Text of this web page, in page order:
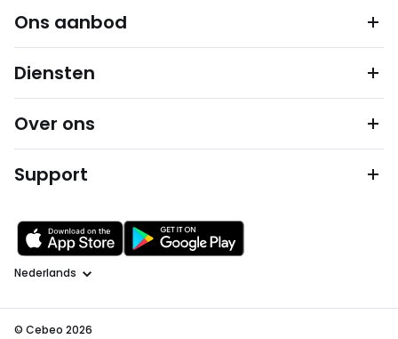
Ons aanbod
Diensten
Over ons
Support
Taal
© Cebeo 2026